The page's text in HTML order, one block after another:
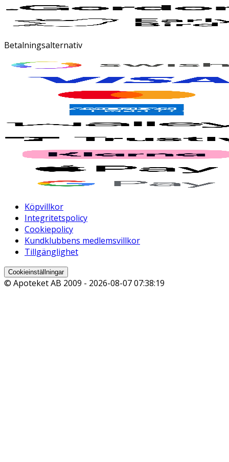
Betalningsalternativ
Köpvillkor
Integritetspolicy
Cookiepolicy
Kundklubbens medlemsvillkor
Tillgänglighet
Cookieinställningar
© Apoteket AB 2009 - 2026-08-07 07:38:19